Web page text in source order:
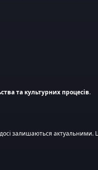
та культурних процесів.
залишаються актуальними.